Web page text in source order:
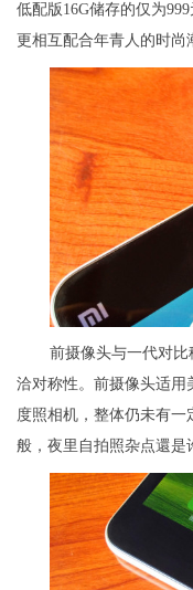
低配版16G储存的仅为
更相互配合年青人的时尚
前摄像头与一代对
洽对称性。前摄像头适用
度照相机，整体仍未有
般，夜里自拍照杂点還是